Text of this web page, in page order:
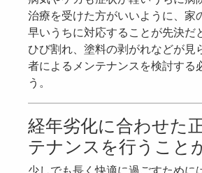
治療を受けた方がいいように、家
早いうちに対応することが先決だ
ひび割れ、塗料の剥がれなどが見
者によるメンテナンスを検討する
う。
経年劣化に合わせた
テナンスを行うこと
少しでも長く快適に過ごすために